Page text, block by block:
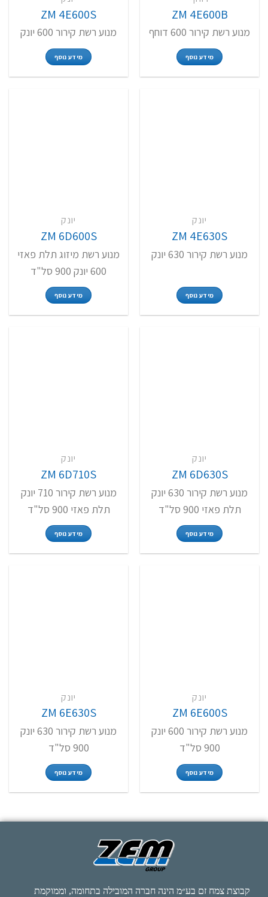
ZM 4E600B
מנוע רשת קירור 600 דוחף
מידע נוסף
ZM 4E600S
מנוע רשת קירור 600 יונק
מידע נוסף
יונק
ZM 4E630S
מנוע רשת קירור 630 יונק
מידע נוסף
יונק
ZM 6D600S
מנוע רשת מיזוג תלת פאזי
600 יונק 900 סל"ד
מידע נוסף
יונק
ZM 6D630S
מנוע רשת קירור 630 יונק
תלת פאזי 900 סל"ד
מידע נוסף
יונק
ZM 6D710S
מנוע רשת קירור 710 יונק
תלת פאזי 900 סל"ד
מידע נוסף
יונק
ZM 6E600S
מנוע רשת קירור 600 יונק
900 סל"ד
מידע נוסף
יונק
ZM 6E630S
מנוע רשת קירור 630 יונק
900 סל"ד
מידע נוסף
קבוצת צמח זם בע״מ הינה חברה המובילה בתחומה, וממוקמת